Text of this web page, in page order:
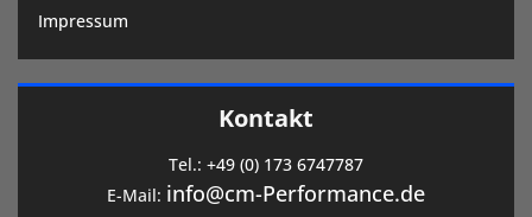
Impressum
Kontakt
Tel.: +49 (0) 173 6747787
E-Mail: info@cm-Performance.de